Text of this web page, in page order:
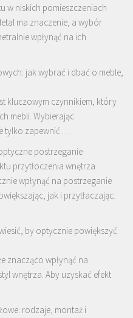
w niskich pomieszczeniach
ma znaczenie, a wybór
wpłynąć na ich
jak wybrać i dbać o meble,
kluczowym czynnikiem, który
mebli. Wybierając
tylko zapewnić …
postrzeganie
przytłoczenia wnętrza
wpłynąć na postrzeganie
jak i przytłaczając.
by optycznie powiększyć
znacząco wpłynąć na
wnętrza. Aby uzyskać efekt
rodzaje, montaż i